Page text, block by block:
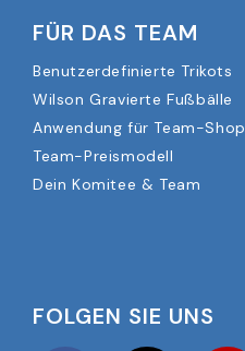
FÜR DAS TEAM
Benutzerdefinierte Trikots
Wilson Gravierte Fußbälle
Anwendung für Team-Shop
Team-Preismodell
Dein Komitee & Team
FOLGEN SIE UNS